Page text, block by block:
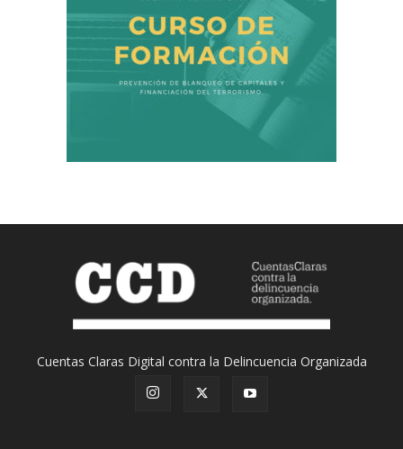
Cuentas Claras Digital contra la Delincuencia Organizada